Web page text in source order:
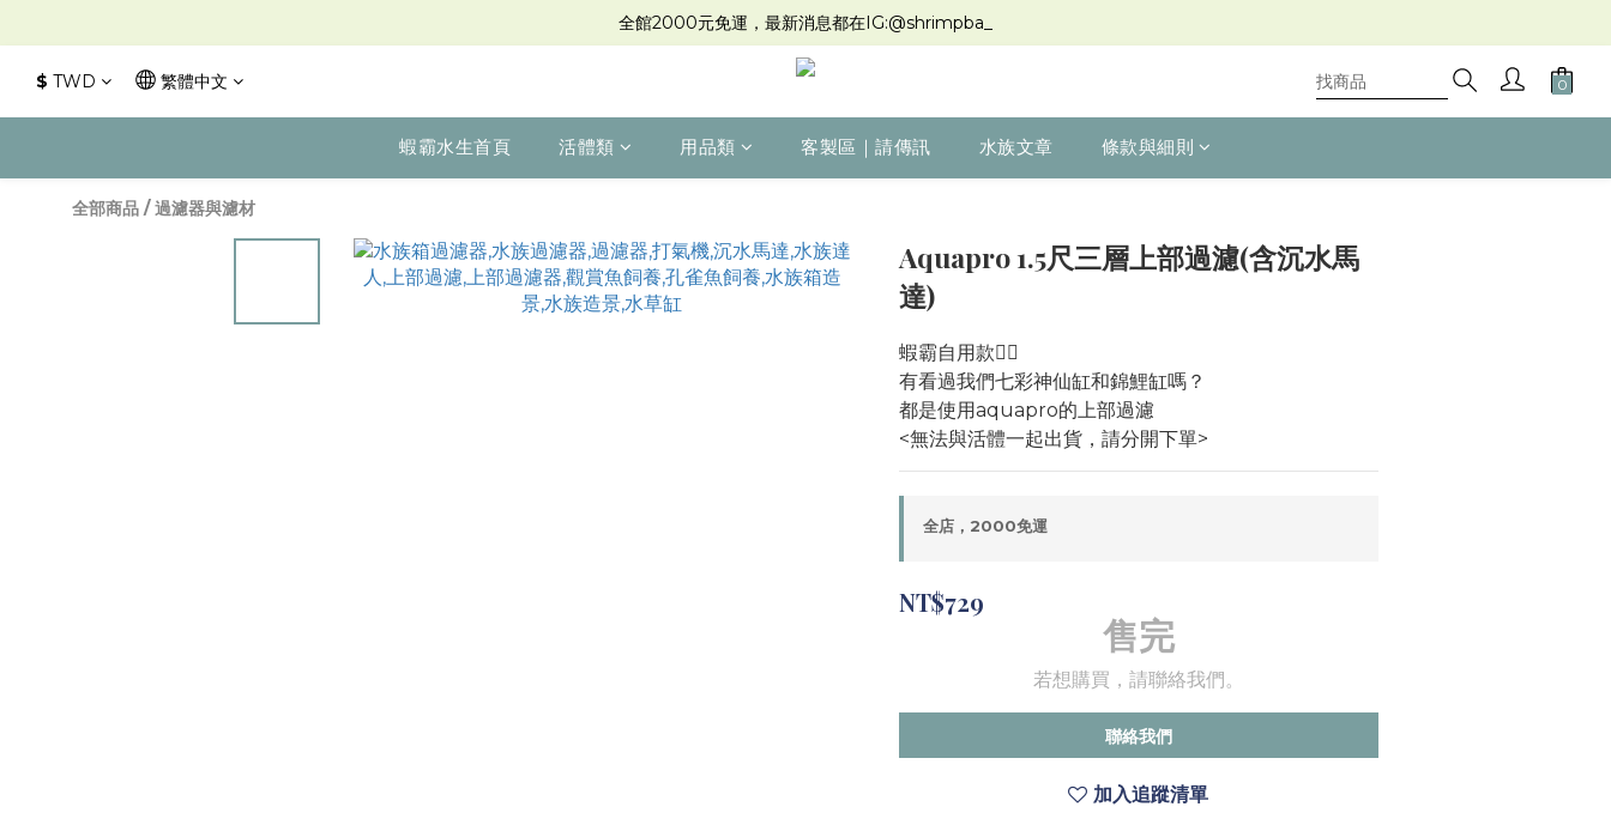
全館2000元免運，最新消息都在IG:@shrimpba_
$ TWD 繁體中文
蝦霸水生首頁 活體類 用品類 客製區｜請傳訊 水族文章 條款與細則
全部商品 /過濾器與濾材
Aquapro 1.5尺三層上部過濾(含沉水馬
達)
蝦霸自用款👍🏼
有看過我們七彩神仙缸和錦鯉缸嗎？
都是使用aquapro的上部過濾
<無法與活體一起出貨，請分開下單>
全店，2000免運
NT$729
售完
若想購買，請聯絡我們。
聯絡我們
加入追蹤清單